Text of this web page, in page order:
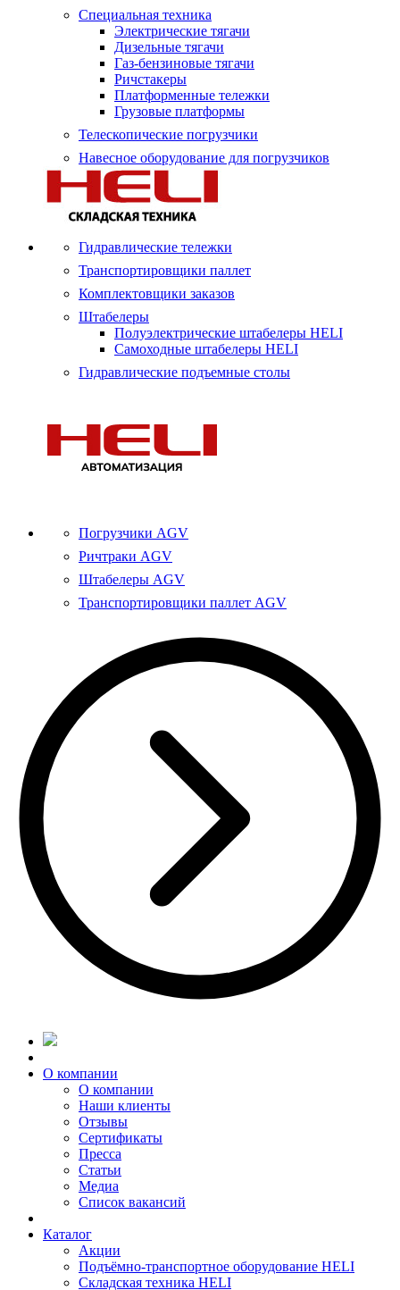
Специальная техника
Электрические тягачи
Дизельные тягачи
Газ-бензиновые тягачи
Ричстакеры
Платформенные тележки
Грузовые платформы
Телескопические погрузчики
Навесное оборудование для погрузчиков
Гидравлические тележки
Транспортировщики паллет
Комплектовщики заказов
Штабелеры
Полуэлектрические штабелеры HELI
Самоходные штабелеры HELI
Гидравлические подъемные столы
Погрузчики AGV
Ричтраки AGV
Штабелеры AGV
Транспортировщики паллет AGV
О компании
О компании
Наши клиенты
Отзывы
Сертификаты
Пресса
Статьи
Медиа
Список вакансий
Каталог
Акции
Подъёмно-транспортное оборудование HELI
Складская техника HELI